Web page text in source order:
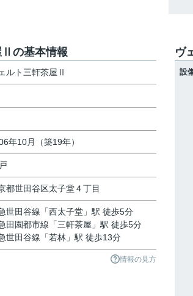
Ⅱの基本情報
ルト三軒茶屋Ⅱ
年10月（築19年）
都世田谷区太子堂４丁目
世田谷線 「西太子堂 」駅 徒歩5分
田園都市線 「三軒茶屋 」駅 徒歩5分
世田谷線 「若林 」駅 徒歩13分
情報の見方
ヴ
設